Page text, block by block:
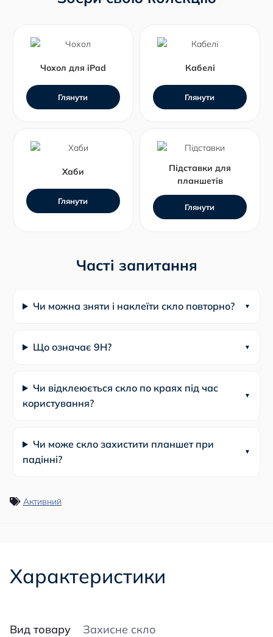
Чохол для iPad
Глянути
Кабелі
Глянути
Хаби
Глянути
Підставки для
планшетів
Глянути
Часті запитання
Чи можна зняти і наклеїти скло повторно?
Що означає 9Н?
Чи відклеюється скло по краях під час
користування?
Чи може скло захистити планшет при
падінні?
Активний
Характеристики
Вид товару Захисне скло